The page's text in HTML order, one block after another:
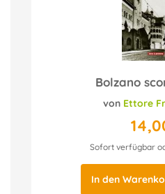
Bolzano
von Ettore
Sofort verfügbar
In den